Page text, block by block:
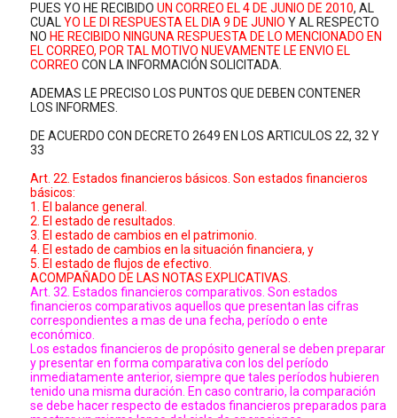
PUES YO HE RECIBIDO UN CORREO EL 4 DE JUNIO DE 2010, AL
CUAL YO LE DI RESPUESTA EL DIA 9 DE JUNIO Y AL RESPECTO
NO HE RECIBIDO NINGUNA RESPUESTA DE LO MENCIONADO EN
EL CORREO, POR TAL MOTIVO NUEVAMENTE LE ENVIO EL
CORREO CON LA INFORMACIÓN SOLICITADA.
ADEMAS LE PRECISO LOS PUNTOS QUE DEBEN CONTENER
LOS INFORMES.
DE ACUERDO CON DECRETO 2649 EN LOS ARTICULOS 22, 32 Y
33
Art. 22. Estados financieros básicos. Son estados financieros
básicos:
1. El balance general.
2. El estado de resultados.
3. El estado de cambios en el patrimonio.
4. El estado de cambios en la situación financiera, y
5. El estado de flujos de efectivo.
ACOMPAÑADO DE LAS NOTAS EXPLICATIVAS.
Art. 32. Estados financieros comparativos. Son estados
financieros comparativos aquellos que presentan las cifras
correspondientes a mas de una fecha, período o ente
económico.
Los estados financieros de propósito general se deben preparar
y presentar en forma comparativa con los del período
inmediatamente anterior, siempre que tales períodos hubieren
tenido una misma duración. En caso contrario, la comparación
se debe hacer respecto de estados financieros preparados para